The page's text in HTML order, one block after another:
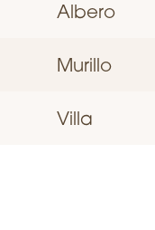
Albero
Murillo
Villa